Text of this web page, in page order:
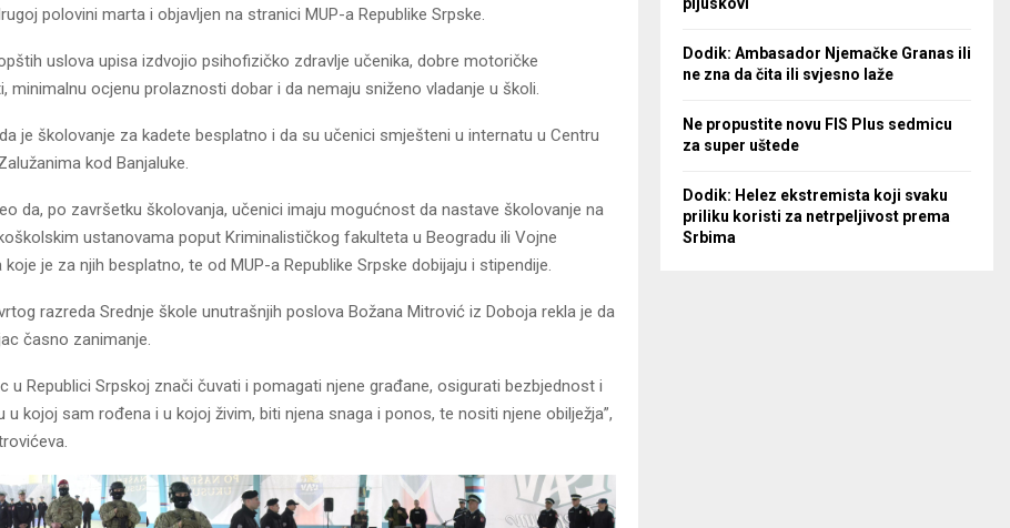
polovini marta i objavljen na stranici MUP-a Republike Srpske.
uslova upisa izdvojio psihofizičko zdravlje učenika, dobre motoričke
minimalnu ocjenu prolaznosti dobar i da nemaju sniženo vladanje u školi.
je školovanje za kadete besplatno i da su učenici smješteni u internatu u Centru
kod Banjaluke.
da, po završetku školovanja, učenici imaju mogućnost da nastave školovanje na
ustanovama poput Kriminalističkog fakulteta u Beogradu ili Vojne
koje je za njih besplatno, te od MUP-a Republike Srpske dobijaju i stipendije.
razreda Srednje škole unutrašnjih poslova Božana Mitrović iz Doboja rekla je da
časno zanimanje.
u Republici Srpskoj znači čuvati i pomagati njene građane, osigurati bezbjednost i
u kojoj sam rođena i u kojoj živim, biti njena snaga i ponos, te nositi njene obilježja”,
Dodik: Ambasador Njemačke Granas ili
ne zna da čita ili svjesno laže
Ne propustite novu FIS Plus sedmicu
za super uštede
Dodik: Helez ekstremista koji svaku
priliku koristi za netrpeljivost prema
Srbima